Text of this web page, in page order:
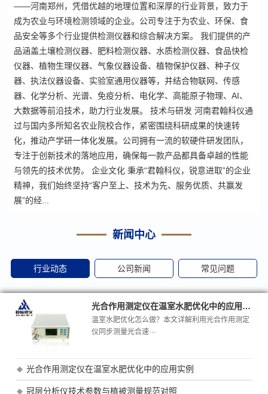
——河南郑州，凭借优越的地理位置和深厚的行业背景，致力于
成为农业与环境检测领域的企业。公司专注于为农业、环保、食
品安全等多个行业提供检测仪器和综合解决方案。 我们提供的产
品涵盖土壤检测仪器、肥料检测仪器、水质检测仪器、食品快检
仪器、植物生理仪器、气象仪器设备、植物保护仪器、种子仪
器、执法仪器设备、实验室通用仪器等，并结合物联网、传感
器、化学分析、光谱、免疫分析、电化学、高能原子物理、AI、
大数据等前沿技术，助力行业发展。 技术与研发 河南君翰科仪通
过与国内多所知名农业院校合作，紧密围绕科研成果的快速转
化，推动产学研一体化发展。公司拥有一流的软硬件研发团队，
专注于创新技术的落地应用，确保每一款产品都具备卓越的性能
与领先的技术优势。 企业文化 秉承“君翰科仪，锐意进取”的企业
精神，我们始终坚持“客户至上、技术为先、服务优质、共赢发
展”的经...
新闻中心
行业动态 公司新闻 常见问题
光合作用测定仪在温室水肥优化中的应用实例
温室水肥优化怎么做？本文详解利用光合作用测定
仪同步测量光合速···
光合作用测定仪在温室水肥优化中的应用实例
冠层分析仪技术参数与植被测量规范对照